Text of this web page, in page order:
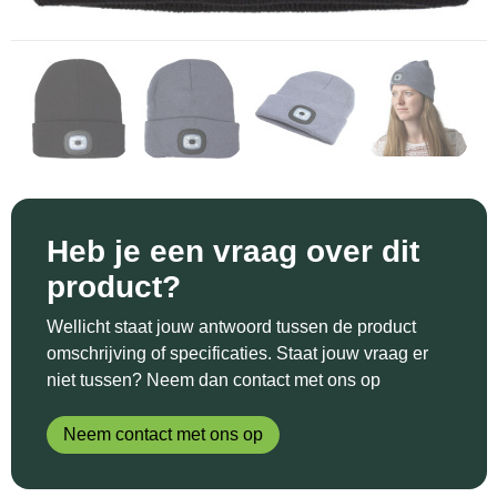
Sinterklaas
Sleutelhangers en Lanyards
Snoepgoed
Themapakketten
Veiligheid, Auto en Fiets
Vrije tijd en Strand
Waterflesjes
Katoenen draagtassen
Kledingtassen
Koeltassen en Koelboxen
Matrozentassen
Opbergtassen
Opvouwbare tassen
Papieren tassen
Reflecterende polo's
Reflecterende vesten
Regenkleding
Schorten en Sloven
Sweaters
T-Shirts
Veiligheidssignalering en Verlichting
Schoenen
Sweaters
T-Shirts
Heb je een vraag over dit
product?
Wellicht staat jouw antwoord tussen de product
omschrijving of specificaties. Staat jouw vraag er
niet tussen? Neem dan contact met ons op
Neem contact met ons op